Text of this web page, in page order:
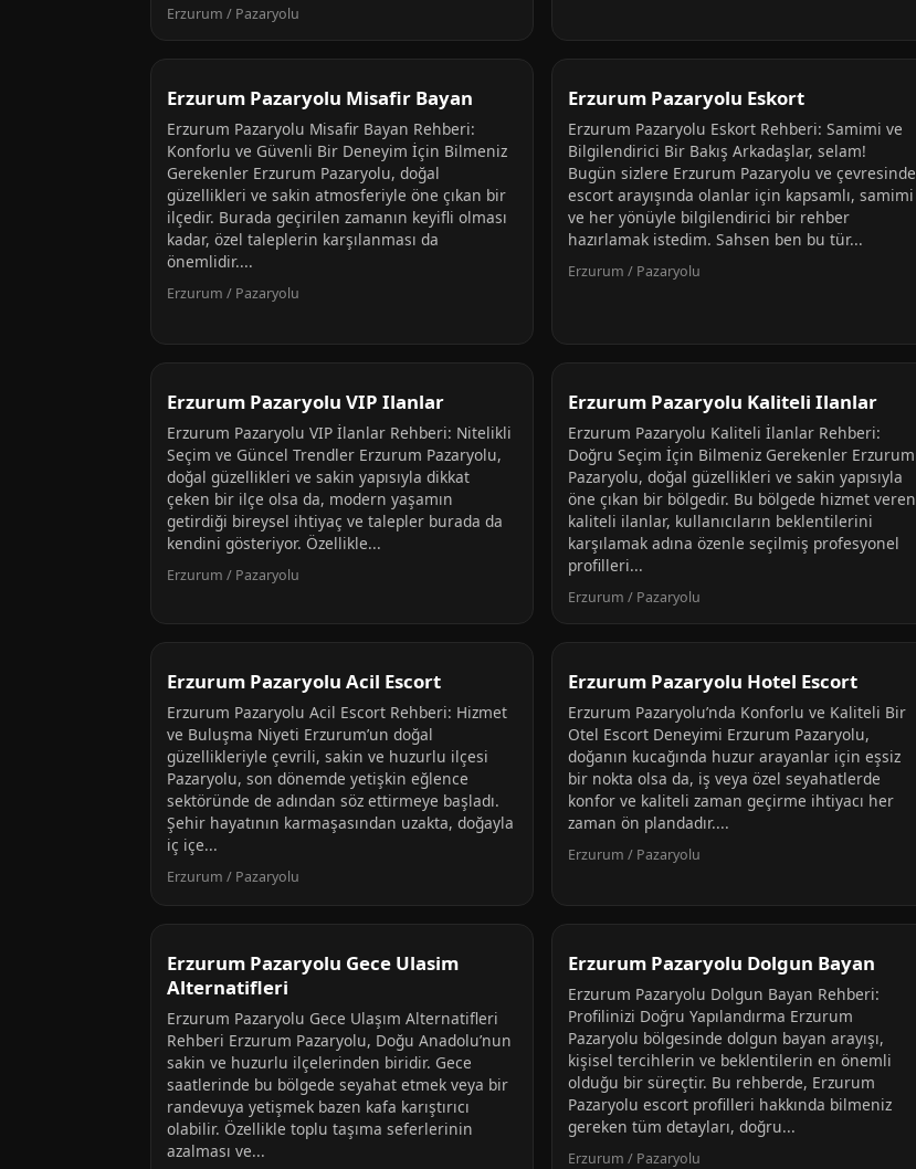
Erzurum / Pazaryolu
Erzurum Pazaryolu Misafir Bayan
Erzurum Pazaryolu Misafir Bayan Rehberi:
Konforlu ve Güvenli Bir Deneyim İçin Bilmeniz
Gerekenler Erzurum Pazaryolu, doğal
güzellikleri ve sakin atmosferiyle öne çıkan bir
ilçedir. Burada geçirilen zamanın keyifli olması
kadar, özel taleplerin karşılanması da
önemlidir....
Erzurum / Pazaryolu
Erzurum Pazaryolu Eskort
Erzurum Pazaryolu Eskort Rehberi: Samimi ve
Bilgilendirici Bir Bakış Arkadaşlar, selam!
Bugün sizlere Erzurum Pazaryolu ve çevresinde
escort arayışında olanlar için kapsamlı, samimi
ve her yönüyle bilgilendirici bir rehber
hazırlamak istedim. Sahsen ben bu tür...
Erzurum / Pazaryolu
Erzurum Pazaryolu VIP Ilanlar
Erzurum Pazaryolu VIP İlanlar Rehberi: Nitelikli
Seçim ve Güncel Trendler Erzurum Pazaryolu,
doğal güzellikleri ve sakin yapısıyla dikkat
çeken bir ilçe olsa da, modern yaşamın
getirdiği bireysel ihtiyaç ve talepler burada da
kendini gösteriyor. Özellikle...
Erzurum / Pazaryolu
Erzurum Pazaryolu Kaliteli Ilanlar
Erzurum Pazaryolu Kaliteli İlanlar Rehberi:
Doğru Seçim İçin Bilmeniz Gerekenler Erzurum
Pazaryolu, doğal güzellikleri ve sakin yapısıyla
öne çıkan bir bölgedir. Bu bölgede hizmet veren
kaliteli ilanlar, kullanıcıların beklentilerini
karşılamak adına özenle seçilmiş profesyonel
profilleri...
Erzurum / Pazaryolu
Erzurum Pazaryolu Acil Escort
Erzurum Pazaryolu Acil Escort Rehberi: Hizmet
ve Buluşma Niyeti Erzurum’un doğal
güzellikleriyle çevrili, sakin ve huzurlu ilçesi
Pazaryolu, son dönemde yetişkin eğlence
sektöründe de adından söz ettirmeye başladı.
Şehir hayatının karmaşasından uzakta, doğayla
iç içe...
Erzurum / Pazaryolu
Erzurum Pazaryolu Hotel Escort
Erzurum Pazaryolu’nda Konforlu ve Kaliteli Bir
Otel Escort Deneyimi Erzurum Pazaryolu,
doğanın kucağında huzur arayanlar için eşsiz
bir nokta olsa da, iş veya özel seyahatlerde
konfor ve kaliteli zaman geçirme ihtiyacı her
zaman ön plandadır....
Erzurum / Pazaryolu
Erzurum Pazaryolu Gece Ulasim
Alternatifleri
Erzurum Pazaryolu Gece Ulaşım Alternatifleri
Rehberi Erzurum Pazaryolu, Doğu Anadolu’nun
sakin ve huzurlu ilçelerinden biridir. Gece
saatlerinde bu bölgede seyahat etmek veya bir
randevuya yetişmek bazen kafa karıştırıcı
olabilir. Özellikle toplu taşıma seferlerinin
azalması ve...
Erzurum Pazaryolu Dolgun Bayan
Erzurum Pazaryolu Dolgun Bayan Rehberi:
Profilinizi Doğru Yapılandırma Erzurum
Pazaryolu bölgesinde dolgun bayan arayışı,
kişisel tercihlerin ve beklentilerin en önemli
olduğu bir süreçtir. Bu rehberde, Erzurum
Pazaryolu escort profilleri hakkında bilmeniz
gereken tüm detayları, doğru...
Erzurum / Pazaryolu